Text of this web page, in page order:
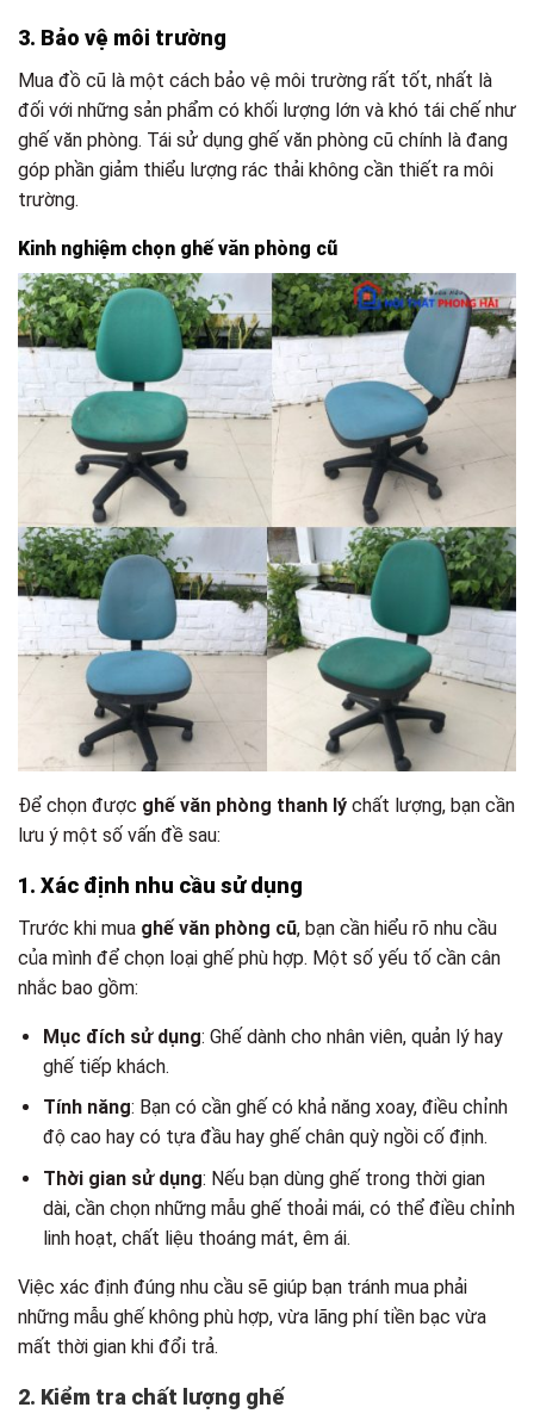
3. Bảo vệ môi trường
Mua đồ cũ là một cách bảo vệ môi trường rất tốt, nhất là
đối với những sản phẩm có khối lượng lớn và khó tái chế như
ghế văn phòng. Tái sử dụng ghế văn phòng cũ chính là đang
góp phần giảm thiểu lượng rác thải không cần thiết ra môi
trường.
Kinh nghiệm chọn ghế văn phòng cũ
Để chọn được ghế văn phòng thanh lý chất lượng, bạn cần
lưu ý một số vấn đề sau:
1. Xác định nhu cầu sử dụng
Trước khi mua ghế văn phòng cũ, bạn cần hiểu rõ nhu cầu
của mình để chọn loại ghế phù hợp. Một số yếu tố cần cân
nhắc bao gồm:
Mục đích sử dụng: Ghế dành cho nhân viên, quản lý hay
ghế tiếp khách.
Tính năng: Bạn có cần ghế có khả năng xoay, điều chỉnh
độ cao hay có tựa đầu hay ghế chân quỳ ngồi cố định.
Thời gian sử dụng: Nếu bạn dùng ghế trong thời gian
dài, cần chọn những mẫu ghế thoải mái, có thể điều chỉnh
linh hoạt, chất liệu thoáng mát, êm ái.
Việc xác định đúng nhu cầu sẽ giúp bạn tránh mua phải
những mẫu ghế không phù hợp, vừa lãng phí tiền bạc vừa
mất thời gian khi đổi trả.
2. Kiểm tra chất lượng ghế